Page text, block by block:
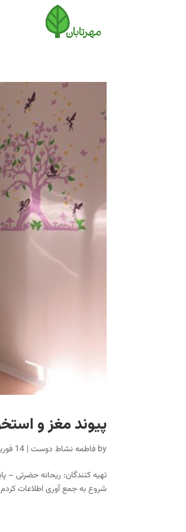
پیوند مغز و
by فاطمه نشاط دوست|14 فوریه 2021
تهیه کنندگان: ریحانه حضرتی
شروع به جمع آوری اطلاعات